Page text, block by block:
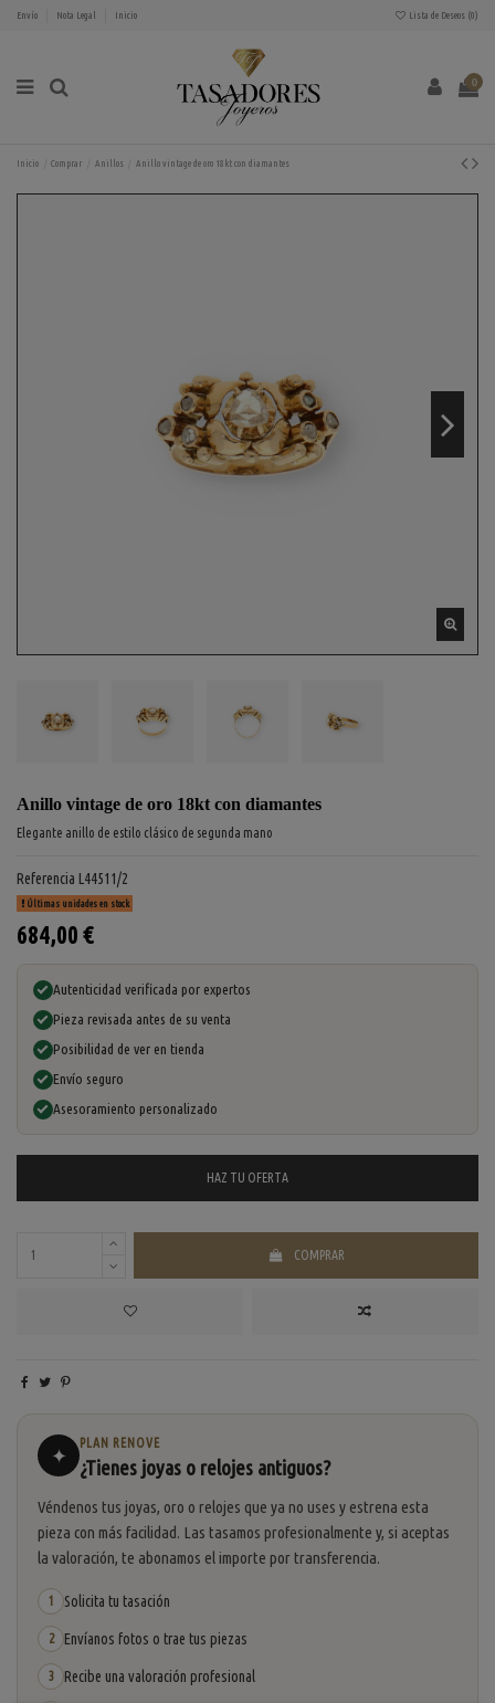
Envío Nota Legal Inicio Lista de Deseos (0)
0
Inicio Comprar Anillos Anillo vintage de oro 18kt con diamantes
Anillo vintage de oro 18kt con diamantes
Elegante anillo de estilo clásico de segunda mano
Referencia L44511/2
Últimas unidades en stock
684,00 €
Autenticidad verificada por expertos
Pieza revisada antes de su venta
Posibilidad de ver en tienda
Envío seguro
Asesoramiento personalizado
HAZ TU OFERTA
COMPRAR
✦
PLAN RENOVE
¿Tienes joyas o relojes antiguos?
Véndenos tus joyas, oro o relojes que ya no uses y estrena esta
pieza con más facilidad. Las tasamos profesionalmente y, si aceptas
la valoración, te abonamos el importe por transferencia.
1 Solicita tu tasación
2 Envíanos fotos o trae tus piezas
3 Recibe una valoración profesional